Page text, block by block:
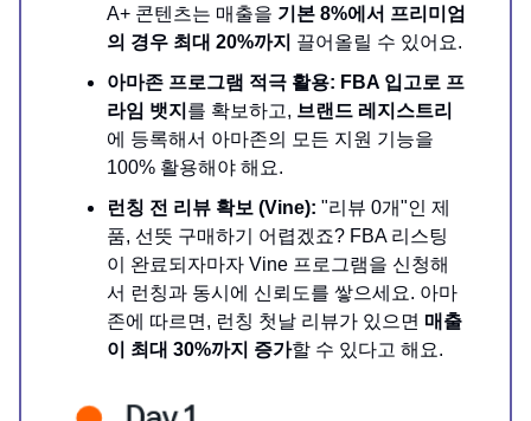
A+ 콘텐츠는 매출을 기본 8%에서 프리미엄
의 경우 최대 20%까지 끌어올릴 수 있어요.
아마존 프로그램 적극 활용: FBA 입고로 프
라임 뱃지 를 확보하고, 브랜드 레지스트리
에 등록해서 아마존의 모든 지원 기능을
100% 활용해야 해요.
런칭 전 리뷰 확보 (Vine): "리뷰 0개"인 제
품, 선뜻 구매하기 어렵겠죠? FBA 리스팅
이 완료되자마자 Vine 프로그램을 신청해
서 런칭과 동시에 신뢰도를 쌓으세요. 아마
존에 따르면, 런칭 첫날 리뷰가 있으면 매출
이 최대 30%까지 증가할 수 있다고 해요.